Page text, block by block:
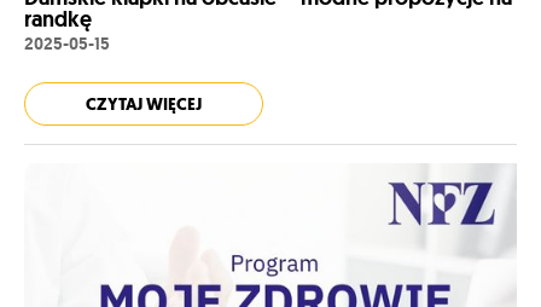
randkę
2025-05-15
CZYTAJ WIĘCEJ